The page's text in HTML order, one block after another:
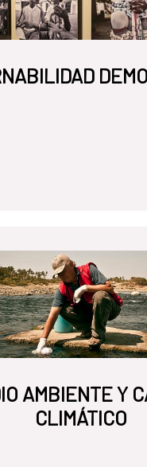
AMBIENTE Y
CLIMÁTICO